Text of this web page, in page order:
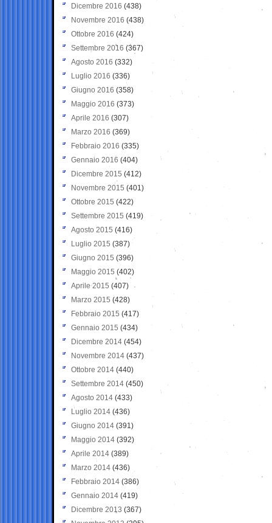
Dicembre 2016 (438)
Novembre 2016 (438)
Ottobre 2016 (424)
Settembre 2016 (367)
Agosto 2016 (332)
Luglio 2016 (336)
Giugno 2016 (358)
Maggio 2016 (373)
Aprile 2016 (307)
Marzo 2016 (369)
Febbraio 2016 (335)
Gennaio 2016 (404)
Dicembre 2015 (412)
Novembre 2015 (401)
Ottobre 2015 (422)
Settembre 2015 (419)
Agosto 2015 (416)
Luglio 2015 (387)
Giugno 2015 (396)
Maggio 2015 (402)
Aprile 2015 (407)
Marzo 2015 (428)
Febbraio 2015 (417)
Gennaio 2015 (434)
Dicembre 2014 (454)
Novembre 2014 (437)
Ottobre 2014 (440)
Settembre 2014 (450)
Agosto 2014 (433)
Luglio 2014 (436)
Giugno 2014 (391)
Maggio 2014 (392)
Aprile 2014 (389)
Marzo 2014 (436)
Febbraio 2014 (386)
Gennaio 2014 (419)
Dicembre 2013 (367)